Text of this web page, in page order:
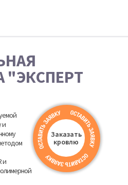
"ЭКСПЕРТ
Заказать
кровлю
и
и